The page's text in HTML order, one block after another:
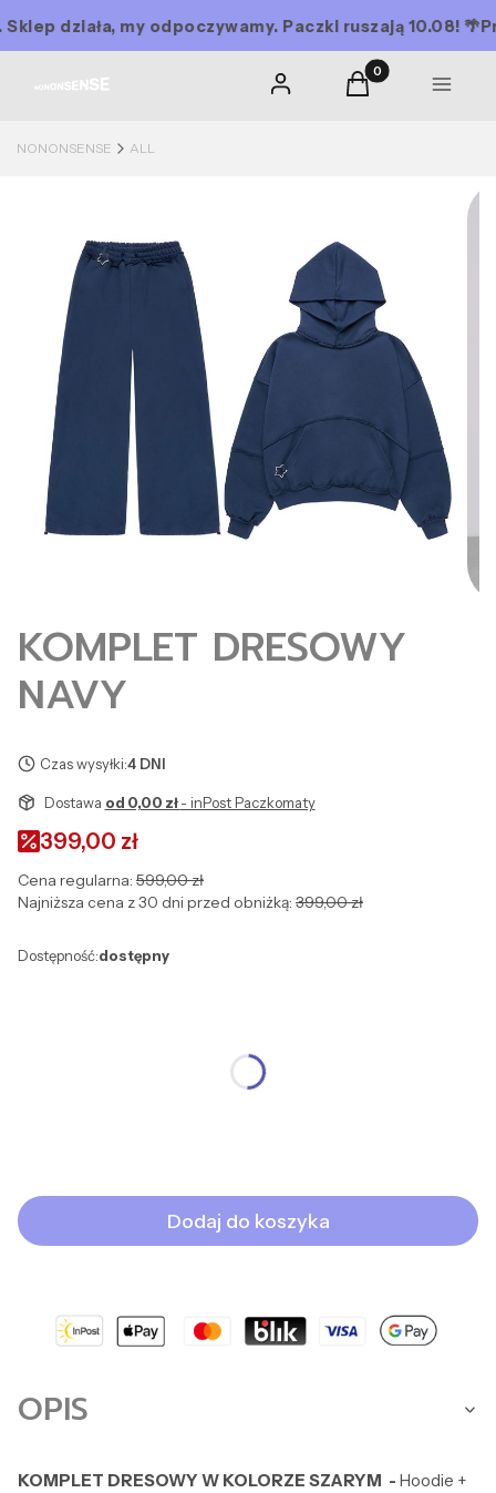
działa, my odpoczywamy. Paczki ruszają 10.08! 🌴
Zaloguj się Produkty w
Koszyk MENU
NONONSENSE ALL
KOMPLET DRESOWY
NAVY
Czas wysyłki:4 DNI
Dostawa od 0,00 zł- inPost Paczkomaty
399,00 zł
Cena regularna: 599,00 zł
Najniższa cena z 30 dni przed obniżką: 399,00 zł
Dostępność:dostępny
Dodaj do koszyka
OPIS
KOMPLET DRESOWY W KOLORZE SZARYM - Hoodie +